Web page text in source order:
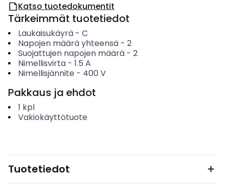
Katso tuotedokumentit
Tärkeimmät tuotetiedot
Laukaisukäyrä- C
Napojen määrä yhteensä- 2
Suojattujen napojen määrä- 2
Nimellisvirta- 1.5 A
Nimellisjännite - 400 V
Pakkaus ja ehdot
1 kpl
Vakiokäyttötuote
Tuotetiedot